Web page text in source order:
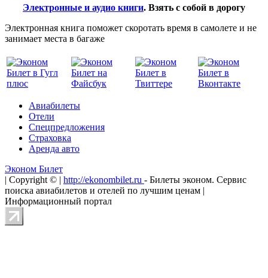
Электронные и аудио книги. Взять с собой в дорогу
Электронная книга поможет скоротать время в самолете и не
занимает места в багаже
Авиабилеты
Отели
Спецпредложения
Страховка
Аренда авто
Эконом Билет
| Copyright © | http://ekonombilet.ru - Билеты эконом. Сервис
поиска авиабилетов и отелей по лучшим ценам |
Информационный портал